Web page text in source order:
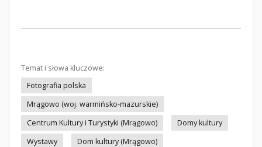
Temat i słowa kluczowe:
Fotografia polska
Mrągowo (woj. warmińsko-mazurskie)
Centrum Kultury i Turystyki (Mrągowo)
Domy kultury
Wystawy
Dom kultury (Mrągowo)